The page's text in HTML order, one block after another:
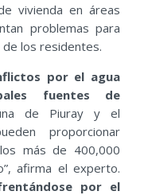
vivienda en áreas
problemas para
los residentes.
por el agua
fuentes de
de Piuray y el
proporcionar
más de 400,000
afirma el experto.
por el